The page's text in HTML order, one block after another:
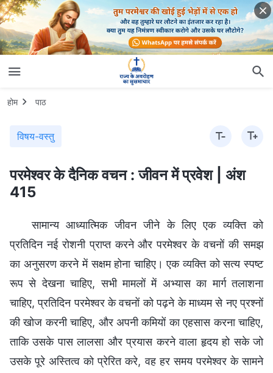
होम पाठ
विषय-वस्तु
परमेश्वर के दैनिक वचन : जीवन में प्रवेश | अंश
415
सामान्य आध्यात्मिक जीवन जीने के लिए एक व्यक्ति को
प्रतिदिन नई रोशनी प्राप्त करने और परमेश्वर के वचनों की समझ
का अनुसरण करने में सक्षम होना चाहिए। एक व्यक्ति को सत्य स्पष्ट
रूप से देखना चाहिए, सभी मामलों में अभ्यास का मार्ग तलाशना
चाहिए, प्रतिदिन परमेश्वर के वचनों को पढ़ने के माध्यम से नए प्रश्नों
की खोज करनी चाहिए, और अपनी कमियों का एहसास करना चाहिए,
ताकि उसके पास लालसा और प्रयास करने वाला हृदय हो सके जो
उसके पूरे अस्तित्व को प्रेरित करे, वह हर समय परमेश्वर के सामने